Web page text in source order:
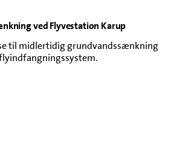
ved Flyvestation Karup
til midlertidig grundvandssænkning
2026